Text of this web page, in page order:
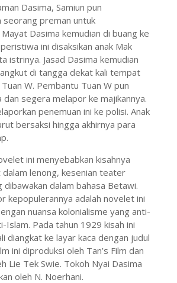
Dasima, Samiun pun
seorang preman untuk
Dasima kemudian di buang ke
ini disaksikan anak Mak
istrinya. Jasad Dasima kemudian
di tangga dekat kali tempat
W. Pembantu Tuan W pun
dan segera melapor ke majikannya.
penemuan ini ke polisi. Anak
bersaksi hingga akhirnya para
ini menyebabkan kisahnya
lenong, kesenian teater
dibawakan dalam bahasa Betawi.
kepopulerannya adalah novelet ini
nuansa kolonialisme yang anti-
Islam. Pada tahun 1929 kisah ini
diangkat ke layar kaca dengan judul
ini diproduksi oleh Tan’s Film dan
Lie Tek Swie. Tokoh Nyai Dasima
oleh N. Noerhani.